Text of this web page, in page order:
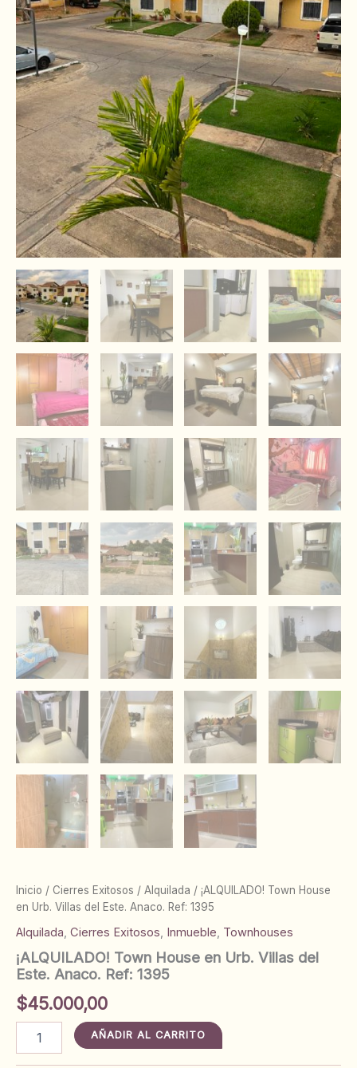
Inicio / Cierres Exitosos / Alquilada / ¡ALQUILADO! Town House
en Urb. Villas del Este. Anaco. Ref: 1395
Alquilada, Cierres Exitosos, Inmueble, Townhouses
¡ALQUILADO! Town House en Urb. Villas del
Este. Anaco. Ref: 1395
$45.000,00
¡ALQUILADO!
Town
AÑADIR AL CARRITO